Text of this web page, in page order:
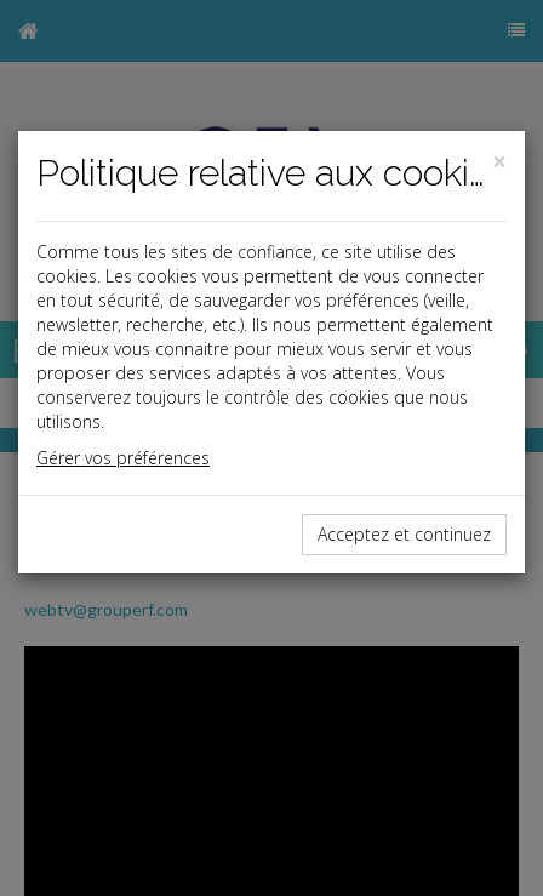
Base documentaire
Toute l'actualité juridique en vidéo
webtv@grouperf.com
×
Politique relative aux cookies
Comme tous les sites de confiance, ce site utilise des
cookies. Les cookies vous permettent de vous connecter
en tout sécurité, de sauvegarder vos préférences (veille,
newsletter, recherche, etc.). Ils nous permettent également
de mieux vous connaitre pour mieux vous servir et vous
proposer des services adaptés à vos attentes. Vous
conserverez toujours le contrôle des cookies que nous
utilisons.
Gérer vos préférences
Acceptez et continuez